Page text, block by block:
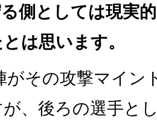
側としては現実
は思います。
がその攻撃マイ
、後ろの選手と